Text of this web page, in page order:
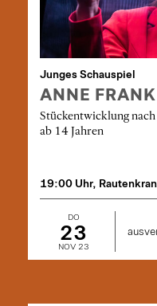
Junges Schauspiel
ANNE FRANK
Stückentwicklung
ab 14 Jahren
19:00 Uhr,
DO
23
NOV 23